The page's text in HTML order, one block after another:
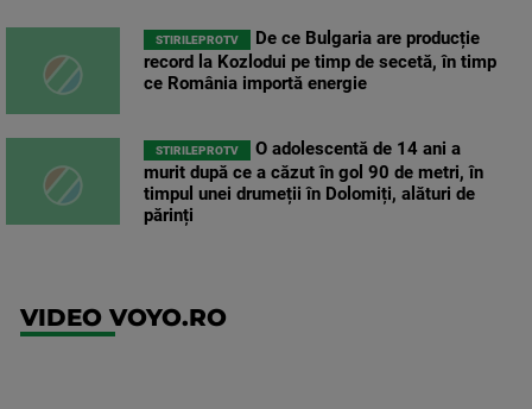
STIRILEPROTV
De ce Bulgaria are producție
record la Kozlodui pe timp de secetă, în timp
ce România importă energie
STIRILEPROTV
O adolescentă de 14 ani a
murit după ce a căzut în gol 90 de metri, în
timpul unei drumeții în Dolomiți, alături de
părinți
VIDEO VOYO.RO